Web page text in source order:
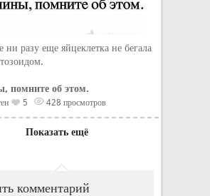
ни разу еще яйцеклетка не бегала
помните об этом.
5 428 просмотров
Показать ещё
комментарий